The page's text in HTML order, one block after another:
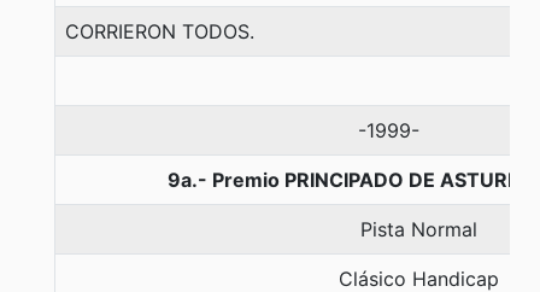
CORRIERON TODOS.
-1999-
9a.- Premio PRINCIPADO DE
Pista Normal
Clásico Handicap